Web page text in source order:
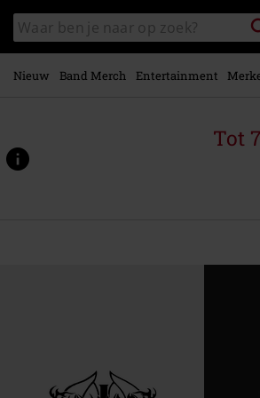
naar
hoofdinhoud
Zoek
in
catalogus
Nieuw Band Merch Entertainment
Tot